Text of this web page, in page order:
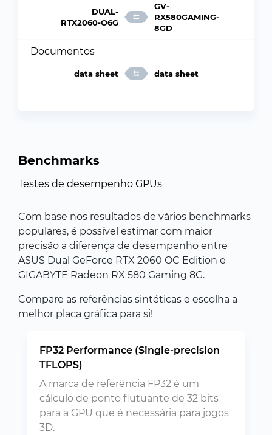
DUAL-
RTX2060-O6G
GV-
RX580GAMING-
8GD
Documentos
data sheet data sheet
Benchmarks
Testes de desempenho GPUs
Com base nos resultados de vários benchmarks
populares, é possível estimar com maior
precisão a diferença de desempenho entre
ASUS Dual GeForce RTX 2060 OC Edition e
GIGABYTE Radeon RX 580 Gaming 8G.
Compare as referências sintéticas e escolha a
melhor placa gráfica para si!
FP32 Performance (Single-precision
TFLOPS)
A marca de referência FP32 é um
cálculo de ponto flutuante de 32 bits
para a GPU que é necessária para jogos
3D.